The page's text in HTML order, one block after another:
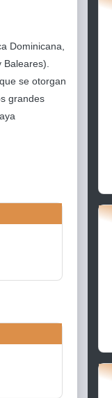
Dominicana,
se otorgan
grandes